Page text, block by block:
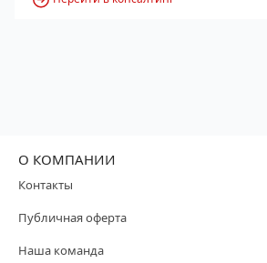
О КОМПАНИИ
Контакты
Публичная оферта
Наша команда